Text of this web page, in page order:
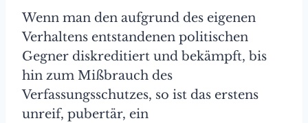
Wenn man den aufgrund des eigenen
Verhaltens entstandenen politischen
Gegner diskreditiert und bekämpft, bis
hin zum Mißbrauch des
Verfassungsschutzes, so ist das erstens
unreif, pubertär, ein